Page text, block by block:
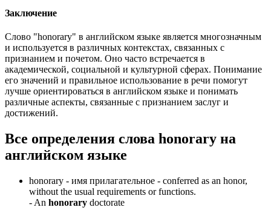
Заключение
Слово "honorary" в английском языке является многозначным
и используется в различных контекстах, связанных с
признанием и почетом. Оно часто встречается в
академической, социальной и культурной сферах. Понимание
его значений и правильное использование в речи помогут
лучше ориентироваться в английском языке и понимать
различные аспекты, связанные с признанием заслуг и
достижений.
Все определения слова honorary на
английском языке
honorary - имя прилагательное - conferred as an honor,
without the usual requirements or functions.
- An honorary doctorate